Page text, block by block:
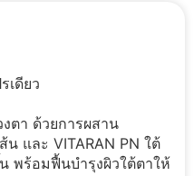
เดียว
ตา ด้วยการผสาน
และ VITARAN PN ใต้
พร้อมฟื้นบำรุงผิวใต้ตาให้